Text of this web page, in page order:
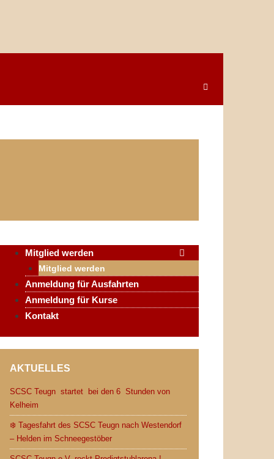
Mitglied werden
Mitglied werden
Anmeldung für Ausfahrten
Anmeldung für Kurse
Kontakt
AKTUELLES
SCSC Teugn startet bei den 6 Stunden von
Kelheim
❄️ Tagesfahrt des SCSC Teugn nach Westendorf
– Helden im Schneegestöber